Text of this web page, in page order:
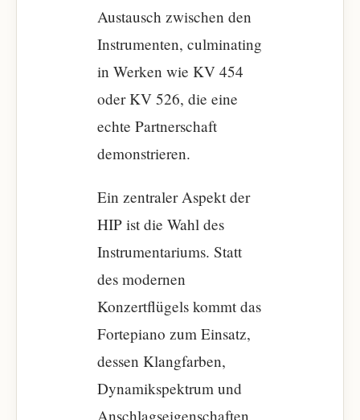
Austausch zwischen den
Instrumenten, culminating
in Werken wie KV 454
oder KV 526, die eine
echte Partnerschaft
demonstrieren.
Ein zentraler Aspekt der
HIP ist die Wahl des
Instrumentariums. Statt
des modernen
Konzertflügels kommt das
Fortepiano zum Einsatz,
dessen Klangfarben,
Dynamikspektrum und
Anschlagseigenschaften